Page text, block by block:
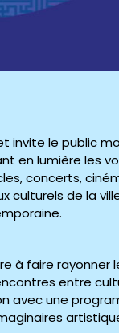
invite le public
en lumière les
concerts,
culturels de la
à faire rayonner
entre
avec une